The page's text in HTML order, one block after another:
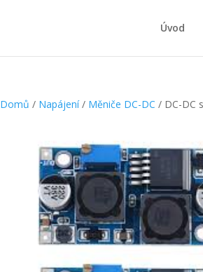
Úvod
Domů / Napájení/ Měniče DC-DC / DC-DC